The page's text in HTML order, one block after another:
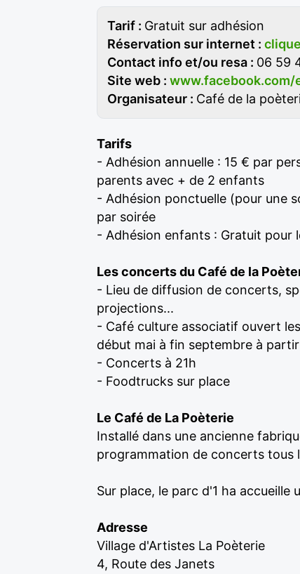
Tarif : Gratuit sur adhésion
Réservation sur internet :
Contact info et/ou resa : 06 59
Site web :
Organisateur : Café de la
Tarifs
- Adhésion annuelle : 15 € par
parents avec + de 2 enfants
- Adhésion ponctuelle (pour une
par soirée
- Adhésion enfants : Gratuit pour
Les concerts du Café de la
- Lieu de diffusion de concerts,
projections...
- Café culture associatif ouvert
début mai à fin septembre à
- Concerts à 21h
- Foodtrucks sur place
Le Café de La Poèterie
Installé dans une ancienne
programmation de concerts tous
Sur place, le parc d'1 ha
Adresse
Village d'Artistes La Poèterie
4, Route des Janets